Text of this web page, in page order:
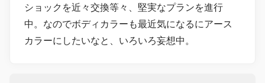
ショックを近々交換等々、堅実なプランを進行
中。なのでボディカラーも最近気になるにアース
カラーにしたいなと、いろいろ妄想中。